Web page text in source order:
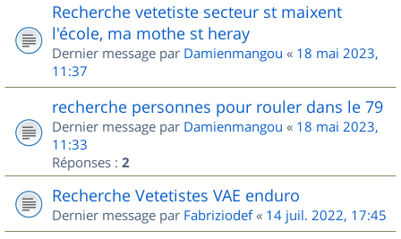
Recherche vetetiste secteur st maixent
l'école, ma mothe st heray
Dernier message par Damienmangou « 18 mai 2023,
11:37
recherche personnes pour rouler dans le 79
Dernier message par Damienmangou « 18 mai 2023,
11:33
Réponses : 2
Recherche Vetetistes VAE enduro
Dernier message par Fabriziodef« 14 juil. 2022, 17:45